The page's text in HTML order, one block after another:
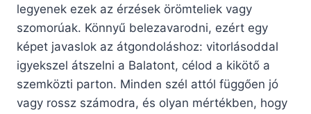
legyenek ezek az érzések örömteliek vagy
szomorúak. Könnyű belezavarodni, ezért egy
képet javaslok az átgondoláshoz: vitorlásoddal
igyekszel átszelni a Balatont, célod a kikötő a
szemközti parton. Minden szél attól függően jó
vagy rossz számodra, és olyan mértékben, hogy